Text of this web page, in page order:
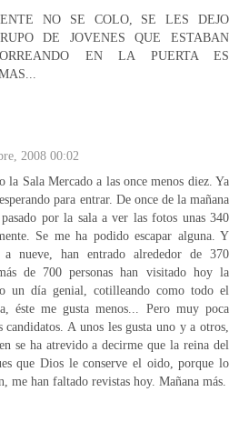
NO SE COLO, SE LES DEJO
DE JOVENES QUE ESTABAN
EN LA PUERTA ES
2008 00:02
la Sala Mercado a las once menos diez. Ya
para entrar. De once de la mañana
por la sala a ver las fotos unas 340
Se me ha podido escapar alguna. Y
nueve, han entrado alrededor de 370
de 700 personas han visitado hoy la
un día genial, cotilleando como todo el
éste me gusta menos... Pero muy poca
candidatos. A unos les gusta uno y a otros,
se ha atrevido a decirme que la reina del
que Dios le conserve el oido, porque lo
me han faltado revistas hoy. Mañana más.